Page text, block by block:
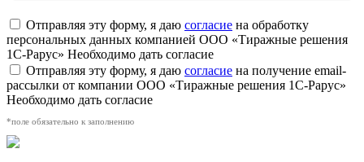
Отправляя эту форму, я даю согласие на обработку
персональных данных компанией ООО «Тиражные решения
1С-Рарус» Необходимо дать согласие
Отправляя эту форму, я даю согласие на получение email-
рассылки от компании ООО «Тиражные решения 1С-Рарус»
Необходимо дать согласие
*поле обязательно к заполнению